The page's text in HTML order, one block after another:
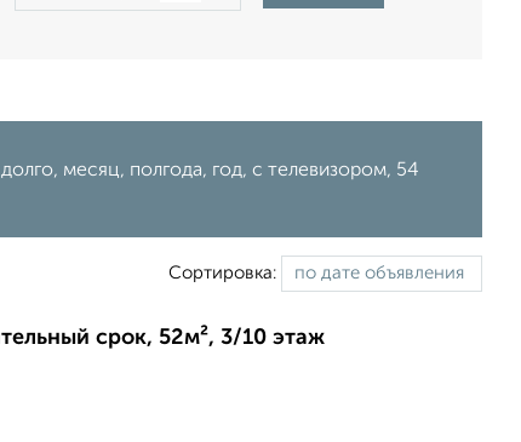
месяц, полгода, год, с телевизором, 54
Сортировка:
срок, 52м², 3/10 этаж